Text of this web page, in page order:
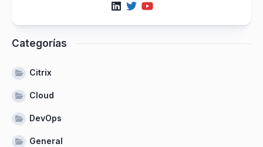
Categorías
Citrix
Cloud
DevOps
General